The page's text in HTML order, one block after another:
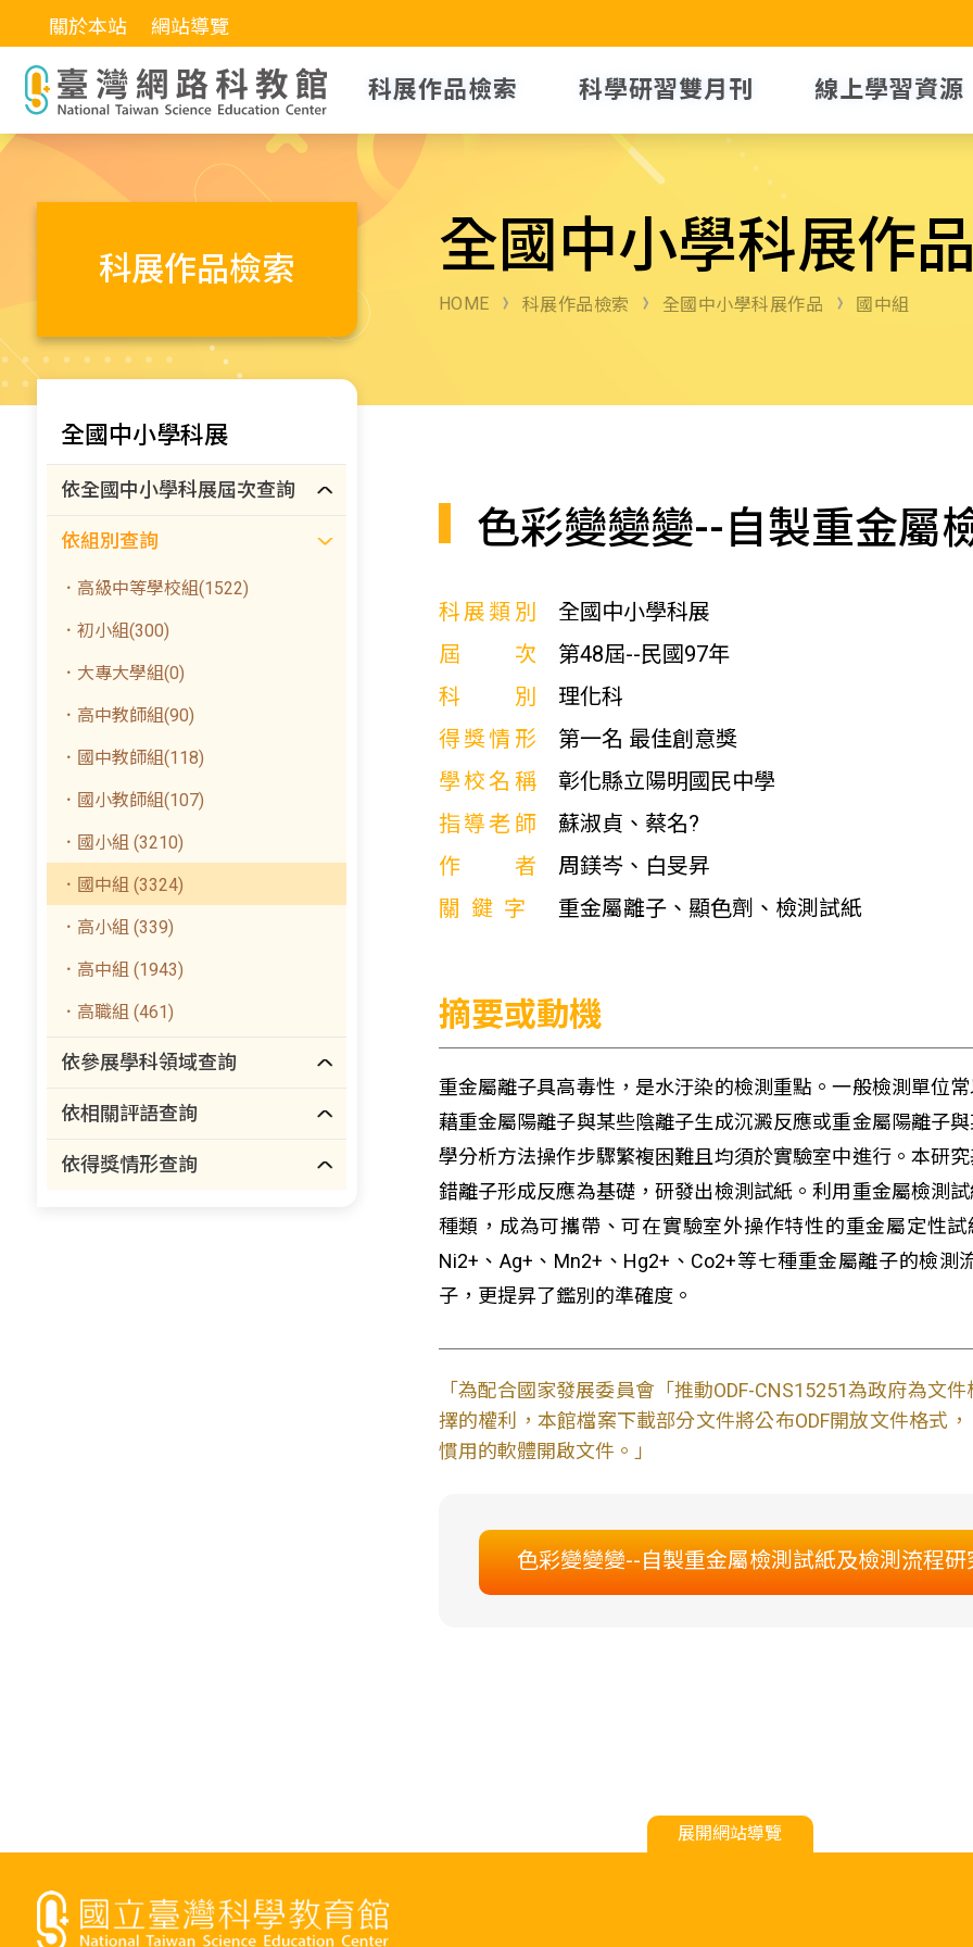
關於本站 網站導覽
科展作品檢索 科學研習雙月刊 線上學習資源
科展作品檢索 全國中小學科展作
HOME 科展作品檢索 全國中小學科展作品 國中組
全國中小學科展
依全國中小學科展屆次查詢
依組別查詢
．高級中等學校組(1522)
．初小組(300)
．大專大學組(0)
．高中教師組(90)
．國中教師組(118)
．國小教師組(107)
．國小組 (3210)
．國中組 (3324)
．高小組 (339)
．高中組 (1943)
．高職組 (461)
依參展學科領域查詢
依相關評語查詢
依得獎情形查詢
色彩變變變--自製重金屬
科展類別
全國中小學科展
屆次
第48屆--民國97年
科別
理化科
得獎情形
第一名 最佳創意獎
學校名稱
彰化縣立陽明國民中學
指導老師
蘇淑貞、蔡名?
作者
周鎂岑、白旻昇
關鍵字
重金屬離子、顯色劑、檢測試紙
摘要或動機
重金屬離子具高毒性，是水汙染的檢測重點。一般檢測單位
藉重金屬陽離子與某些陰離子生成沉澱反應或重金屬陽離子
學分析方法操作步驟繁複困難且均須於實驗室中進行。本研
錯離子形成反應為基礎，研發出檢測試紙。利用重金屬檢測
種類，成為可攜帶、可在實驗室外操作特性的重金屬定性
Ni2+ 、Ag+ 、Mn2+ 、Hg2+ 、Co2+等七種重金屬離子的檢測
子，更提昇了鑑別的準確度。
「為配合國家發展委員會「推動ODF-CNS15251為政府為文
擇的權利，本館檔案下載部分文件將公布ODF開放文件格式
慣用的軟體開啟文件。」
色彩變變變--自製重金屬檢測試紙及檢測流程研
展開網站導覽